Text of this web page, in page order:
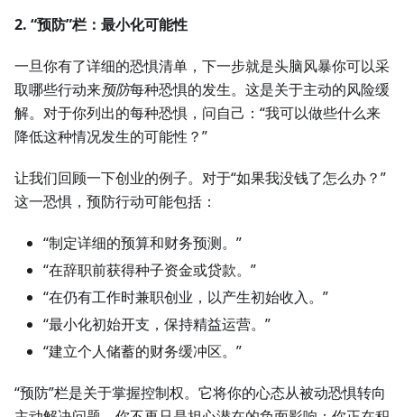
2. “预防”栏：最小化可能性
一旦你有了详细的恐惧清单，下一步就是头脑风暴你可以采
取哪些行动来预防每种恐惧的发生。这是关于主动的风险缓
解。对于你列出的每种恐惧，问自己：“我可以做些什么来
降低这种情况发生的可能性？”
让我们回顾一下创业的例子。对于“如果我没钱了怎么办？”
这一恐惧，预防行动可能包括：
“制定详细的预算和财务预测。”
“在辞职前获得种子资金或贷款。”
“在仍有工作时兼职创业，以产生初始收入。”
“最小化初始开支，保持精益运营。”
“建立个人储蓄的财务缓冲区。”
“预防”栏是关于掌握控制权。它将你的心态从被动恐惧转向